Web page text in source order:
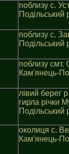
поблизу с.
Подільський
поблизу с.
Подільський
поблизу
Кам'янець-
лiвий берег
гирла рiчки
Подільський
околиця с.
Кам'янець-